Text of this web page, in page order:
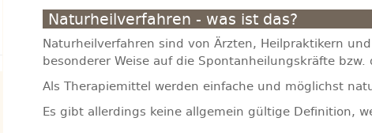
Naturheilverfahren - was ist das?
Naturheilverfahren sind von Ärzten, Heilpraktikern
besonderer Weise auf die Spontanheilungskräfte
Als Therapiemittel werden einfache und möglichst
Es gibt allerdings keine allgemein gültige Definition,